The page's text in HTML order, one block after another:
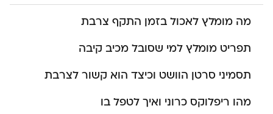
מה מומלץ לאכול בזמן התקף צרבת
תפריט מומלץ למי שסובל מכיב קיבה
תסמיני סרטן הוושט וכיצד הוא קשור לצרבת
מהו ריפלוקס כרוני ואיך לטפל בו